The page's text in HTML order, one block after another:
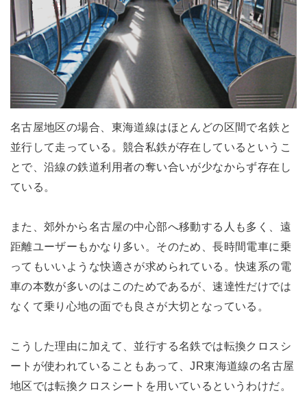
名古屋地区の場合、東海道線はほとんどの区間で名鉄と
並行して走っている。競合私鉄が存在しているというこ
とで、沿線の鉄道利用者の奪い合いが少なからず存在し
ている。
また、郊外から名古屋の中心部へ移動する人も多く、遠
距離ユーザーもかなり多い。そのため、長時間電車に乗
ってもいいような快適さが求められている。快速系の電
車の本数が多いのはこのためであるが、速達性だけでは
なくて乗り心地の面でも良さが大切となっている。
こうした理由に加えて、並行する名鉄では転換クロスシ
ートが使われていることもあって、JR東海道線の名古屋
地区では転換クロスシートを用いているというわけだ。